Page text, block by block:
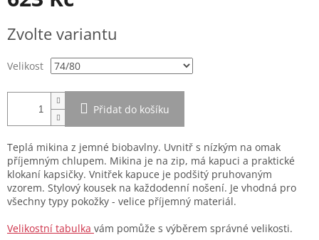
cena:
Zvolte variantu
Velikost
Přidat do košíku
Teplá mikina z jemné biobavlny. Uvnitř s nízkým na omak
příjemným chlupem. Mikina je na zip, má kapuci a praktické
klokaní kapsičky. Vnitřek kapuce je podšitý pruhovaným
vzorem. Stylový kousek na každodenní nošení. Je vhodná pro
všechny typy pokožky - velice příjemný materiál.
Velikostní tabulka vám pomůže s výběrem správné velikosti.